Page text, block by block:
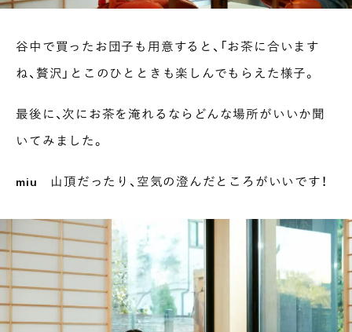
INTERVIEW
谷中で買ったお団子も用意すると、「お茶に合います
ね、贅沢」とこのひとときも楽しんでもらえた様子。
最後に、次にお茶を淹れるならどんな場所がいいか聞
いてみました。
miu 山頂だったり、空気の澄んだところがいいです！